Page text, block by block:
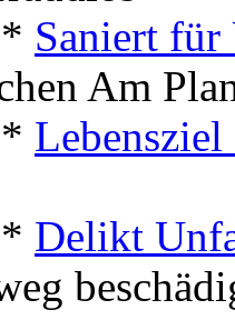
Saniert
Am
Delikt